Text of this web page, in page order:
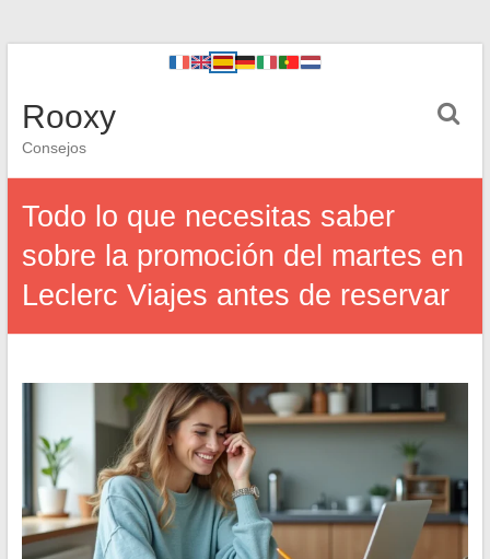
Rooxy
Consejos
Todo lo que necesitas saber
sobre la promoción del martes en
Leclerc Viajes antes de reservar